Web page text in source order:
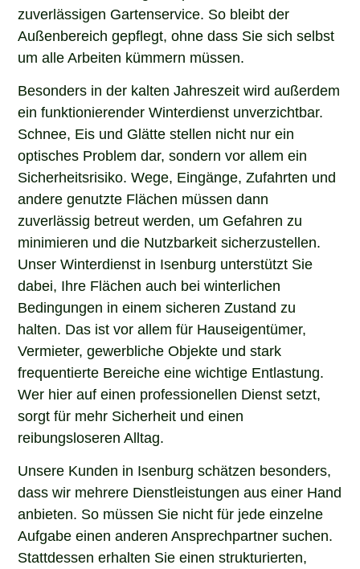
zuverlässigen Gartenservice. So bleibt der
Außenbereich gepflegt, ohne dass Sie sich selbst
um alle Arbeiten kümmern müssen.
Besonders in der kalten Jahreszeit wird außerdem
ein funktionierender Winterdienst unverzichtbar.
Schnee, Eis und Glätte stellen nicht nur ein
optisches Problem dar, sondern vor allem ein
Sicherheitsrisiko. Wege, Eingänge, Zufahrten und
andere genutzte Flächen müssen dann
zuverlässig betreut werden, um Gefahren zu
minimieren und die Nutzbarkeit sicherzustellen.
Unser Winterdienst in Isenburg unterstützt Sie
dabei, Ihre Flächen auch bei winterlichen
Bedingungen in einem sicheren Zustand zu
halten. Das ist vor allem für Hauseigentümer,
Vermieter, gewerbliche Objekte und stark
frequentierte Bereiche eine wichtige Entlastung.
Wer hier auf einen professionellen Dienst setzt,
sorgt für mehr Sicherheit und einen
reibungsloseren Alltag.
Unsere Kunden in Isenburg schätzen besonders,
dass wir mehrere Dienstleistungen aus einer Hand
anbieten. So müssen Sie nicht für jede einzelne
Aufgabe einen anderen Ansprechpartner suchen.
Stattdessen erhalten Sie einen strukturierten,